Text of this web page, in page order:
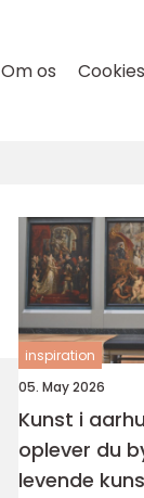
Om os Cookies
inspiration
05. May 2026
Kunst i
oplever du
levende